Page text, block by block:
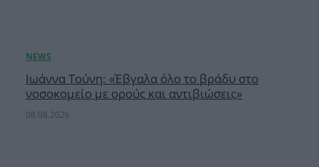
Ιωάννα Τούνη: «Έβγαλα όλο το βράδυ στο
νοσοκομείο με ορούς και αντιβιώσεις»
08.08.2026